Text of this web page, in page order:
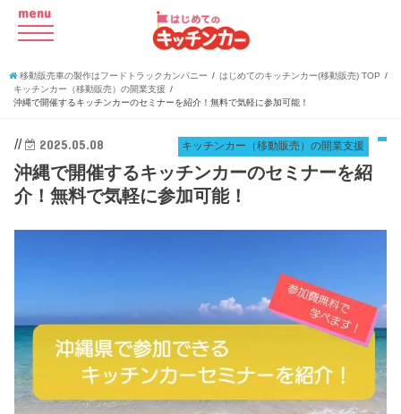
menu
移動販売車の製作はフードトラックカンパニー
はじめてのキッチンカー(移動販売) TOP
キッチンカー（移動販売）の開業支援
沖縄で開催するキッチンカーのセミナーを紹介！無料で気軽に参加可能！
// キッチンカー（移動販売）の開業支援
2025.05.08
沖縄で開催するキッチンカーのセミナーを紹
介！無料で気軽に参加可能！